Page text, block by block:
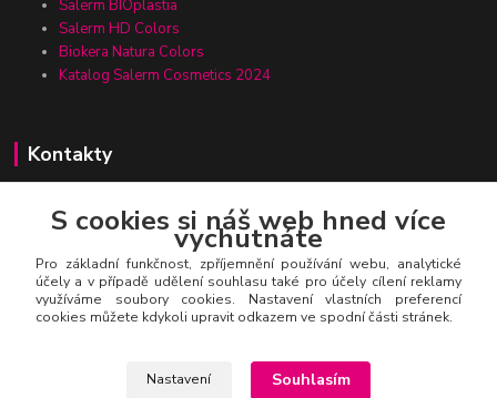
Salerm BIOplastia
Salerm HD Colors
Biokera Natura Colors
Katalog Salerm Cosmetics 2024
Kontakty
Zákaznická linka Salerm.cz
+420 777 271 199
salerm@salerm.cz
S cookies si náš web hned více
vychutnáte
Pro základní funkčnost, zpříjemnění používání webu, analytické
účely a v případě udělení souhlasu také pro účely cílení reklamy
využíváme soubory cookies. Nastavení vlastních preferencí
cookies můžete kdykoli upravit odkazem ve spodní části stránek.
Nastavení Souhlasím